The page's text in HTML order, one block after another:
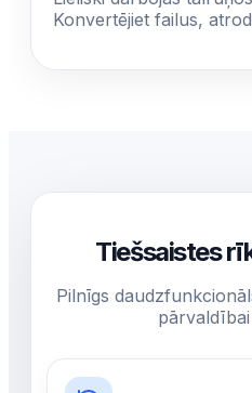
Konvertējiet failus,
Tiešsaistes
Pilnīgs
pārvaldībai